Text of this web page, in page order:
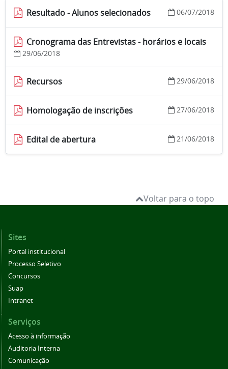
Resultado - Alunos selecionados 06/07/2018
Cronograma das Entrevistas - horários e locais
29/06/2018
Recursos 29/06/2018
Homologação de inscrições 27/06/2018
Edital de abertura 21/06/2018
Voltar para o topo
Sites
Portal institucional
Processo Seletivo
Concursos
Suap
Intranet
Serviços
Acesso à informação
Auditoria Interna
Comunicação